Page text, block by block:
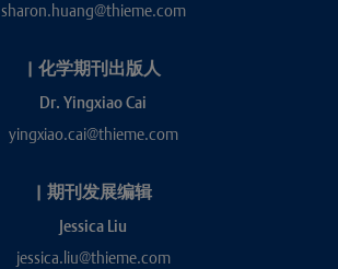
sharon.huang@thieme.com
| 化学期刊出版人
Dr. Yingxiao Cai
yingxiao.cai@thieme.com
| 期刊发展编辑
Jessica Liu
jessica.liu@thieme.com